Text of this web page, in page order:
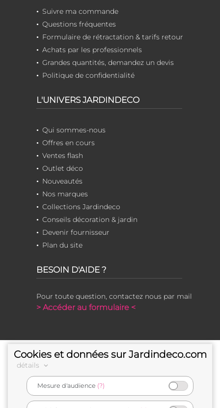
Suivre ma commande
Questions fréquentes
Formulaire de rétractation & tarifs retour
Achats par les professionnels
Grandes quantités, demandez un devis
Politique de confidentialité
L'UNIVERS JARDINDECO
Qui sommes-nous
Offres en cours
Ventes flash
Outlet déco
Nouveautés
Nos marques
Collections Jardindeco
Conseils décoration & jardin
Devenir fournisseur
Plan du site
BESOIN D'AIDE ?
Pour toute question, contactez nous par mail
> Accéder au formulaire <
Cookies et données sur Jardindeco.com
détails
Mesure d'audience (?)